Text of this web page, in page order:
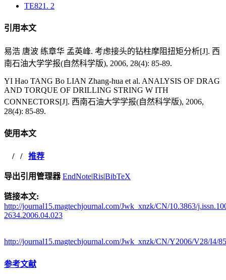
TE821. 2
引用本文
易浩 唐波 练章华 孟英峰. 考虑接头的钻柱摩阻扭矩分析[J]. 西
南石油大学学报(自然科学版), 2006, 28(4): 85-89.
YI Hao TANG Bo LIAN Zhang-hua et al. ANALYSIS OF DRAG
AND TORQUE OF DRILLING STRING W ITH
CONNECTORS[J]. 西南石油大学学报(自然科学版), 2006,
28(4): 85-89.
使用本文
/ / 推荐
导出引用管理器 EndNote|Ris|BibTeX
链接本文:
http://journal15.magtechjournal.com/Jwk_xnzk/CN/10.3863/
2634.2006.04.023
http://journal15.magtechjournal.com/Jwk_xnzk/CN/Y2006/V28/I4/85
参考文献